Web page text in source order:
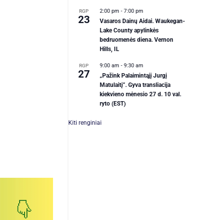
RGP
23
2:00 pm - 7:00 pm
Vasaros Dainų Aidai. Waukegan-
Lake County apylinkės
bedruomenės diena. Vernon
Hills, IL
RGP
27
9:00 am - 9:30 am
„Pažink Palaimintąjį Jurgį
Matulaitį”. Gyva transliacija
kiekvieno mėnesio 27 d. 10 val.
ryto (EST)
Kiti renginiai